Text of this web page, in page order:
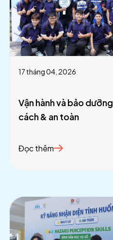
17 tháng 04, 2026
Vận hành và bảo
cách & an toàn
Đọc thêm